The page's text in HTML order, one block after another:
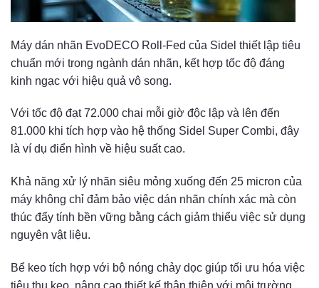
Máy dán nhãn EvoDECO Roll-Fed của Sidel thiết lập tiêu
chuẩn mới trong ngành dán nhãn, kết hợp tốc độ đáng
kinh ngạc với hiệu quả vô song.
Với tốc độ đạt 72.000 chai mỗi giờ độc lập và lên đến
81.000 khi tích hợp vào hệ thống Sidel Super Combi, đây
là ví dụ điển hình về hiệu suất cao.
Khả năng xử lý nhãn siêu mỏng xuống đến 25 micron của
máy không chỉ đảm bảo việc dán nhãn chính xác mà còn
thúc đẩy tính bền vững bằng cách giảm thiểu việc sử dụng
nguyên vật liệu.
Bể keo tích hợp với bộ nóng chảy dọc giúp tối ưu hóa việc
tiêu thụ keo, nâng cao thiết kế thân thiện với môi trường